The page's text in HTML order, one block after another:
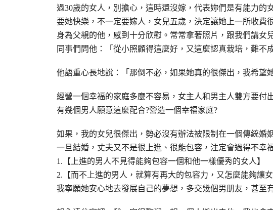
過30歲的女人，別擔心，這時還沒嫁，代表妳們是有能力的
要她快樂，不一定要嫁人，女兒五歲，決定讓她上一所收費
身為父親的他，感到十分欣慰。常常拿著照片，跟我們講女
同事們問他：「從小照顧得這麼好，又這麼認真栽培，難不
他語重心長地說：「那倒不必，如果她真的很傑出，我希望
經營一個幸福的家庭多麼不容易，女主人和男主人雙方要付
有幾個男人願意這麼配合?營造一個幸福家庭?
如果，我的女兒很傑出，勢必沒有辦法被限制在一個傳統婚
一旦結婚，丈夫又不是很上進、很能包容，注定會過得不幸
1.【上進的男人不見得能夠包容一個和他一樣優秀的女人】
2.【而不上進的男人，就算有再大的包容力，又怎麼能夠讓女
我寧願她安心地去發展自己的夢想，多交幾個男朋友，甚至